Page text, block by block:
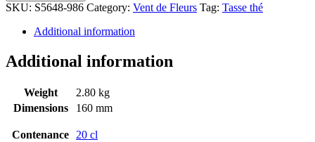
SKU: S5648-986 Category: Vent de Fleurs Tag: Tasse thé
Additional information
Additional information
Weight
2.80 kg
Dimensions
160 mm
Contenance 20 cl